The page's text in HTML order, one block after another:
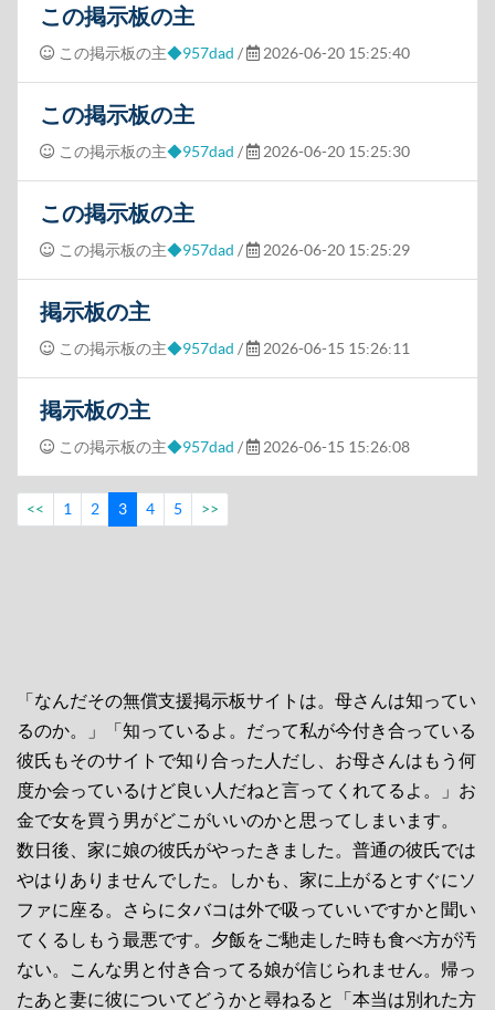
この掲示板の主
この掲示板の主◆957dad / 2026-06-20 15:25:40
この掲示板の主
この掲示板の主◆957dad / 2026-06-20 15:25:30
この掲示板の主
この掲示板の主◆957dad / 2026-06-20 15:25:29
掲示板の主
この掲示板の主◆957dad / 2026-06-15 15:26:11
掲示板の主
この掲示板の主◆957dad / 2026-06-15 15:26:08
<< 1 2 3 4 5 >>
「なんだその無償支援掲示板サイトは。母さんは知ってい
るのか。」「知っているよ。だって私が今付き合っている
彼氏もそのサイトで知り合った人だし、お母さんはもう何
度か会っているけど良い人だねと言ってくれてるよ。」お
金で女を買う男がどこがいいのかと思ってしまいます。
数日後、家に娘の彼氏がやったきました。普通の彼氏では
やはりありませんでした。しかも、家に上がるとすぐにソ
ファに座る。さらにタバコは外で吸っていいですかと聞い
てくるしもう最悪です。夕飯をご馳走した時も食べ方が汚
ない。こんな男と付き合ってる娘が信じられません。帰っ
たあと妻に彼についてどうかと尋ねると「本当は別れた方